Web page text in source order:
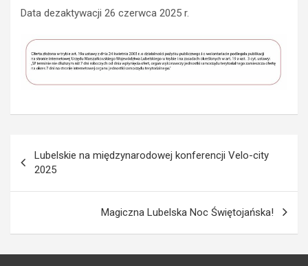
Data dezaktywacji 26 czerwca 2025 r.
w
g
a
Lubelskie na międzynarodowej konferencji Velo-city
2025
Magiczna Lubelska Noc Świętojańska!